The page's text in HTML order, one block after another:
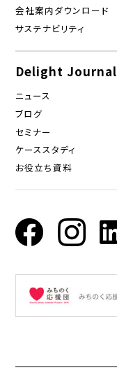
会社案内ダウンロード
サステナビリティ
Delight Journal
ニュース
ブログ
セミナー
ケーススタディ
お役立ち資料